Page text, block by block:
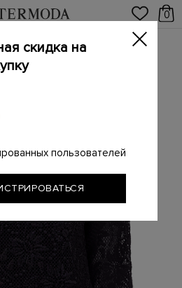
0
одежда
хлопковой пряжи
скидка на
пользователей